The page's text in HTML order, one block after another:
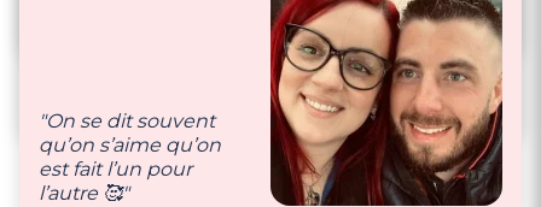
jour."
"On se dit souvent
qu’on s’aime qu’on
est fait l’un pour
l’autre 🥰"